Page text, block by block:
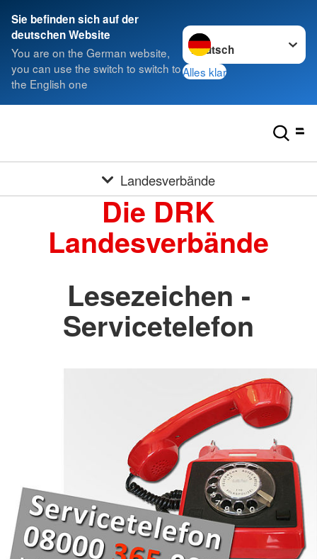
Sie befinden sich auf der
deutschen Website
You are on the German website,
you can use the switch to switch to
the English one
Sprache wechseln zu
Alles klar
Landesverbände
Die DRK
Landesverbände
Lesezeichen -
Servicetelefon